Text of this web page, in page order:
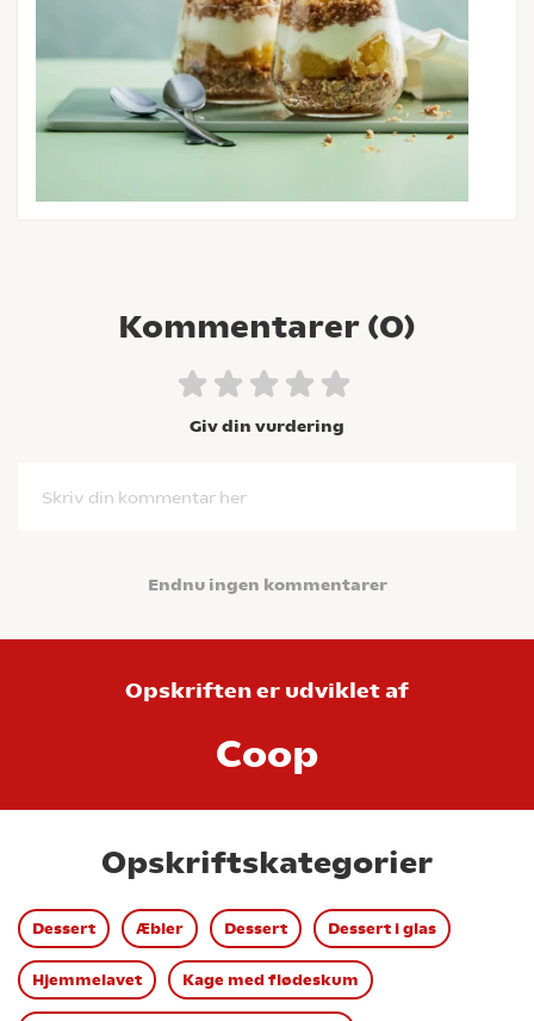
Kommentarer (0)
Giv din vurdering
Skriv din kommentar her
Endnu ingen kommentarer
Opskriften er udviklet af
Coop
Opskriftskategorier
Dessert Æbler Dessert Dessert i glas
Hjemmelavet Kage med flødeskum